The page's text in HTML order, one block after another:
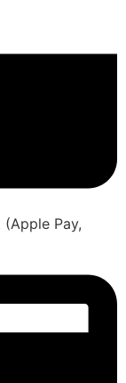
Pay,